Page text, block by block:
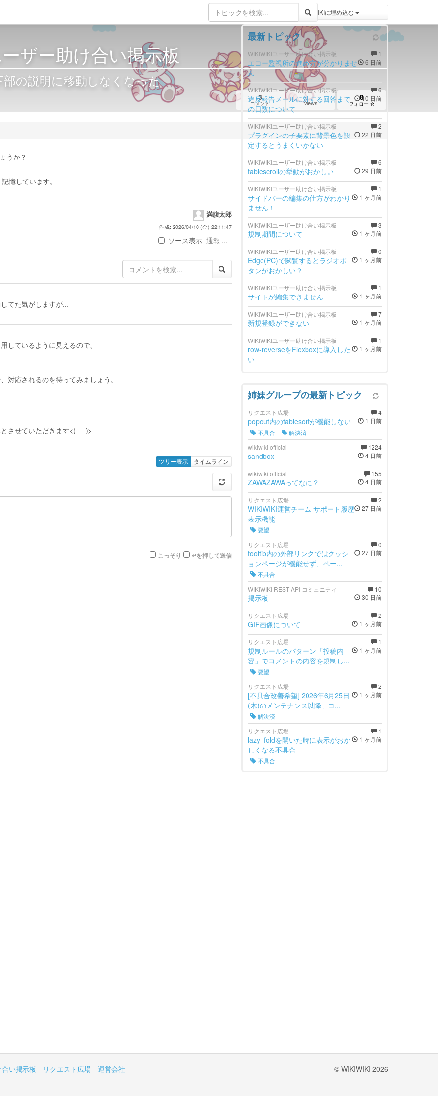
登録 / ログイン
ザー助け合い掲示板
の説明に移動しなくなった
3
コメント views
8
フォロー
うか？
憶しています。
満腹太郎
作成: 2026/04/10 (金) 22:11:47
ソース表示 通報 ...
てた気がしますが...
しているように見えるので、
対応されるのを待ってみましょう。
させていただきます<(_ _)>
ツリー表示 タイムライン
こっそり ↵を押して送信
トピックをWIKIWIKIに埋め込む
最新トピック
1
6 日前
WIKIWIKIユーザー助け合い掲示板
エコー監視所の進め方が分かりませ
ん
6
10 日前
WIKIWIKIユーザー助け合い掲示板
違反報告メールに対する回答まで
の日数について
2
22 日前
WIKIWIKIユーザー助け合い掲示板
プラグインの子要素に背景色を設
定するとうまくいかない
6
29 日前
WIKIWIKIユーザー助け合い掲示板
tablescrollの挙動がおかしい
1
1 ヶ月前
WIKIWIKIユーザー助け合い掲示板
サイドバーの編集の仕方がわかり
ません！
3
1 ヶ月前
WIKIWIKIユーザー助け合い掲示板
規制期間について
0
1 ヶ月前
WIKIWIKIユーザー助け合い掲示板
Edge(PC)で閲覧するとラジオボ
タンがおかしい？
1
1 ヶ月前
WIKIWIKIユーザー助け合い掲示板
サイトが編集できません
7
1 ヶ月前
WIKIWIKIユーザー助け合い掲示板
新規登録ができない
1
1 ヶ月前
WIKIWIKIユーザー助け合い掲示板
row-reverseをFlexboxに導入した
い
姉妹グループの最新トピック
4
1 日前
リクエスト広場
popout内のtablesortが機能しない
不具合
解決済
1224
4 日前
wikiwiki official
sandbox
155
4 日前
wikiwiki official
ZAWAZAWAってなに？
2
27 日前
リクエスト広場
WIKIWIKI運営チーム サポート履歴
表示機能
要望
0
27 日前
リクエスト広場
tooltip内の外部リンクではクッシ
ョンページが機能せず、ペー...
不具合
10
30 日前
WIKIWIKI REST API コミュニティ
掲示板
2
1 ヶ月前
リクエスト広場
GIF画像について
1
1 ヶ月前
リクエスト広場
規制ルールのパターン「投稿内
容」でコメントの内容を規制し...
要望
2
1 ヶ月前
リクエスト広場
[不具合改善希望] 2026年6月25日
(木)のメンテナンス以降、コ...
解決済
1
1 ヶ月前
リクエスト広場
lazy_foldを開いた時に表示がおか
しくなる不具合
不具合
い掲示板 リクエスト広場 運営会社 © WIKIWIKI 2026